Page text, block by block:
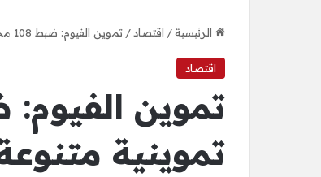
الرئيسية/ اقتصاد / تموين الفيوم: ضبط 108 مخالفة تموينية متنوعة خلال حملات رقابية مكثفة – الأخبار
اقتصاد
تموينية